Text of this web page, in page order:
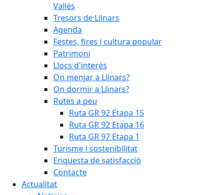
Vallès
Tresors de Llinars
Agenda
Festes, fires i cultura popular
Patrimoni
Llocs d'interès
On menjar a Llinars?
On dormir a Llinars?
Rutes a peu
Ruta GR 92 Etapa 15
Ruta GR 92 Etapa 16
Ruta GR 97 Etapa 1
Turisme i sostenibilitat
Enquesta de satisfacció
Contacte
Actualitat